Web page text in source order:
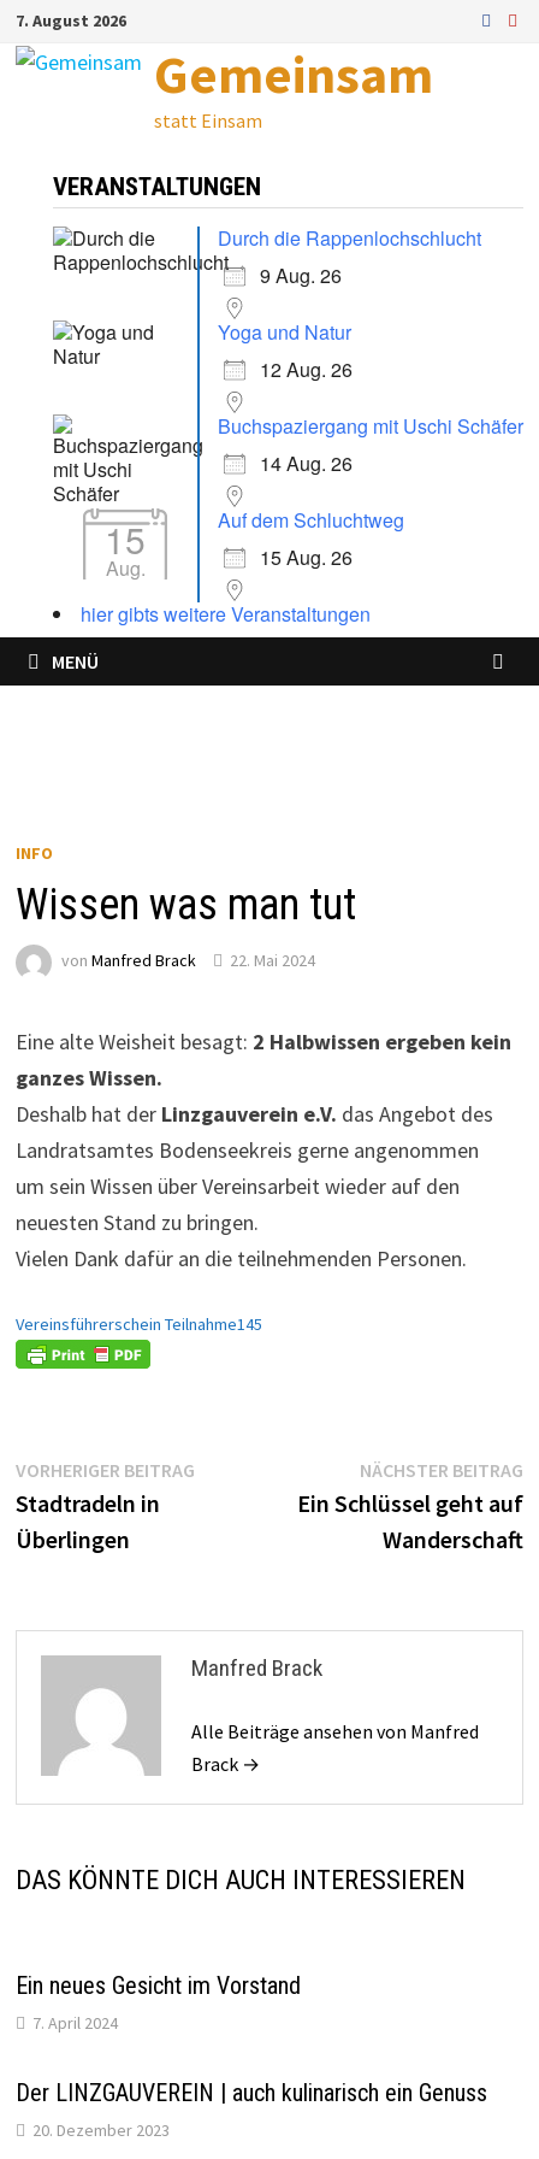
Zum
Inhalt
7. August 2026
Gemeinsam
statt Einsam
VERANSTALTUNGEN
Durch die Rappenlochschlucht
9 Aug. 26
Yoga und Natur
12 Aug. 26
Buchspaziergang mit Uschi Schäfer
14 Aug. 26
15
Aug.
Auf dem Schluchtweg
15 Aug. 26
hier gibts weitere Veranstaltungen
MENÜ
INFO
Wissen was man tut
von Manfred Brack 22. Mai 2024
Eine alte Weisheit besagt: 2 Halbwissen ergeben kein
ganzes Wissen.
Deshalb hat der Linzgauverein e.V. das Angebot des
Landratsamtes Bodenseekreis gerne angenommen
um sein Wissen über Vereinsarbeit wieder auf den
neuesten Stand zu bringen.
Vielen Dank dafür an die teilnehmenden Personen.
Vereinsführerschein Teilnahme145
Beitragsnavigation
VORHERIGER BEITRAGVorheriger
Stadtradeln in
Überlingen
NÄCHSTER BEITRAG
Ein Schlüssel geht auf
Wanderschaft
Manfred Brack
Alle Beiträge ansehen von Manfred
Brack →
DAS KÖNNTE DICH AUCH INTERESSIEREN
Ein neues Gesicht im Vorstand
7. April 2024
Der LINZGAUVEREIN | auch kulinarisch ein Genuss
20. Dezember 2023